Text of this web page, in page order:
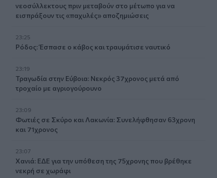
νεοσύλλεκτους πριν μεταβούν στο μέτωπο για να
εισπράξουν τις «παχυλές» αποζημιώσεις
23:25
Ρόδος: Έσπασε ο κάβος και τραυμάτισε ναυτικό
23:19
Τραγωδία στην Εύβοια: Νεκρός 37χρονος μετά από
τροχαίο με αγριογούρουνο
23:09
Φωτιές σε Σκύρο και Λακωνία: Συνελήφθησαν 63χρονη
και 71χρονος
23:07
Χανιά: ΕΔΕ για την υπόθεση της 75χρονης που βρέθηκε
νεκρή σε χωράφι